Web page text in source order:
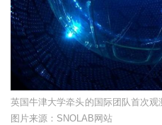
英国牛津大学牵头的国际团队首次观
图片来源：SNOLAB网站